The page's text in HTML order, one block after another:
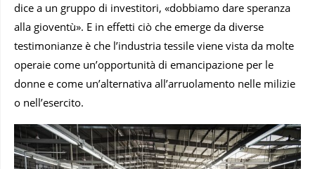
dice a un gruppo di investitori, «dobbiamo dare speranza
alla gioventù». E in effetti ciò che emerge da diverse
testimonianze è che l’industria tessile viene vista da molte
operaie come un’opportunità di emancipazione per le
donne e come un’alternativa all’arruolamento nelle milizie
o nell’esercito.